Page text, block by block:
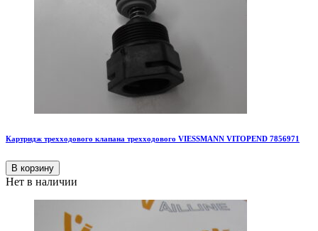
Картридж трехходового клапана трехходового VIESSMANN VITOPEND 7856971
В корзину
Нет в наличии